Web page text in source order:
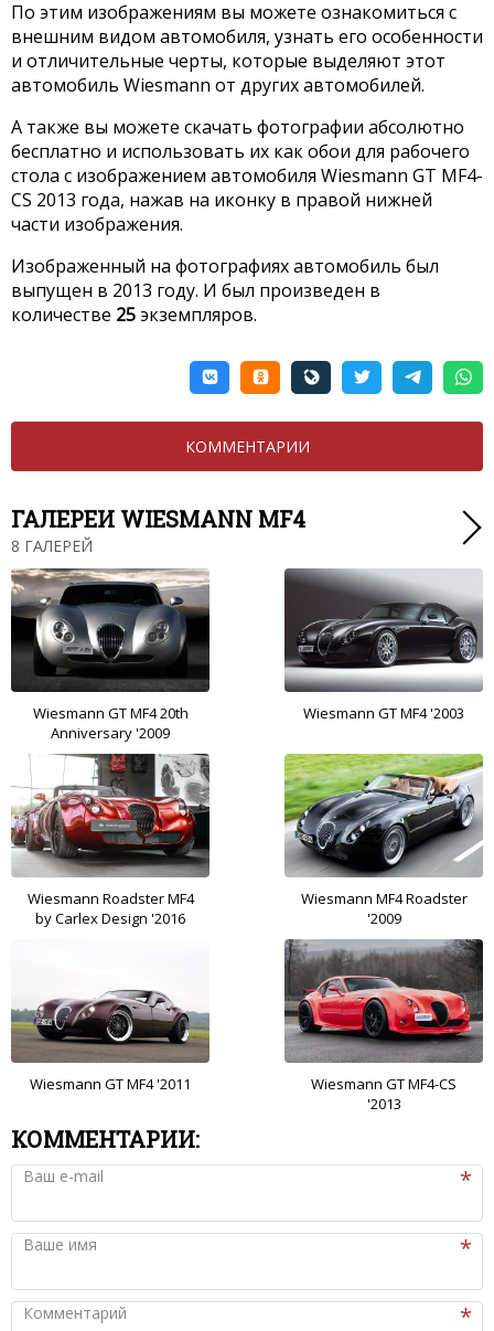
По этим изображениям вы можете ознакомиться с
внешним видом автомобиля, узнать его особенности
и отличительные черты, которые выделяют этот
автомобиль Wiesmann от других автомобилей.
А также вы можете скачать фотографии абсолютно
бесплатно и использовать их как обои для рабочего
стола с изображением автомобиля Wiesmann GT MF4-
CS 2013 года, нажав на иконку в правой нижней
части изображения.
Изображенный на фотографиях автомобиль был
выпущен в 2013 году. И был произведен в
количестве 25экземпляров.
КОММЕНТАРИИ
ГАЛЕРЕИ WIESMANN MF4
8 ГАЛЕРЕЙ
Wiesmann GT MF4 20th
Anniversary '2009
Wiesmann GT MF4 '2003
Wiesmann Roadster MF4
by Carlex Design '2016
Wiesmann MF4 Roadster
'2009
Wiesmann GT MF4 '2011
Wiesmann GT MF4-CS
'2013
КОММЕНТАРИИ:
Ваш e-mail
Ваше имя
Комментарий